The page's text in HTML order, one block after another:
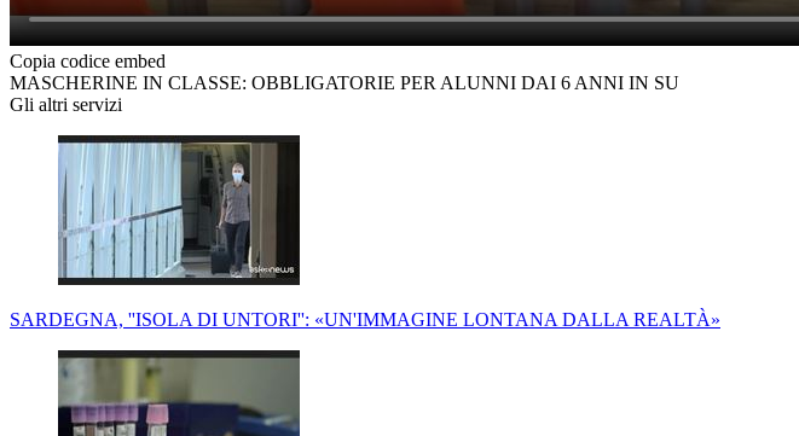
Copia codice embed
MASCHERINE IN CLASSE: OBBLIGATORIE PER ALUNNI DAI 6 ANNI IN SU
Gli altri servizi
SARDEGNA, ''ISOLA DI UNTORI'': «UN'IMMAGINE LONTANA DALLA REALTÀ»